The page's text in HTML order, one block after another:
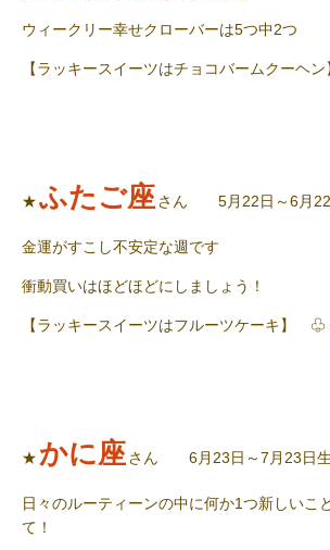
ウィークリー幸せクローバーは5つ中2つ
【ラッキースイーツはチョコバームクーヘ
★ふたご座さん 5月22日～6月22
金運がすこし不安定な週です
衝動買いはほどほどにしましょう！
【ラッキースイーツはフルーツケーキ】 ♧
★ かに座さん 6月23日～7月23日生
日々のルーティーンの中に何か1つ新しいこ
て！